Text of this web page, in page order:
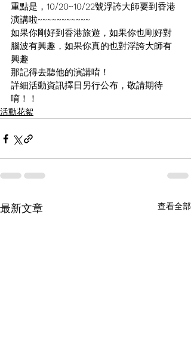
重點是， 10/20~10/22號浮誇大師要到香港
演講啦~~~~~~~~~~~
如果你剛好到香港旅遊，如果你也剛好對
腦波有興趣，如果你真的也對浮誇大師有
興趣
那記得去聽他的演講唷！
詳細活動資訊擇日另行公布，敬請期待
唷！！
活動花絮
最新文章 查看全部